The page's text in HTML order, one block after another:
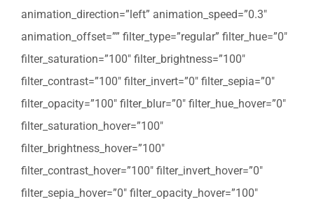
animation_direction=”left” animation_speed=”0.3″
animation_offset=”” filter_type=”regular” filter_hue=”0″
filter_saturation=”100″ filter_brightness=”100″
filter_contrast=”100″ filter_invert=”0″ filter_sepia=”0″
filter_opacity=”100″ filter_blur=”0″ filter_hue_hover=”0″
filter_saturation_hover=”100″
filter_brightness_hover=”100″
filter_contrast_hover=”100″ filter_invert_hover=”0″
filter_sepia_hover=”0″ filter_opacity_hover=”100″